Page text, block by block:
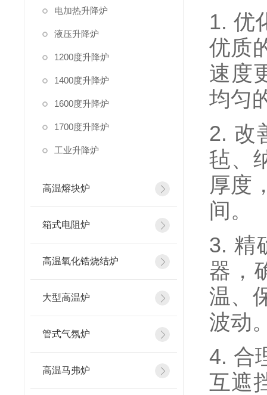
电加热升降炉
液压升降炉
1200度升降炉
1400度升降炉
1600度升降炉
1700度升降炉
工业升降炉
高温熔块炉
箱式电阻炉
高温氧化锆烧结炉
大型高温炉
管式气氛炉
高温马弗炉
1. 优
优质
速度
均匀
2. 改
毡、
厚度
间。
3. 精
器，
温、
波动
4. 合
互遮